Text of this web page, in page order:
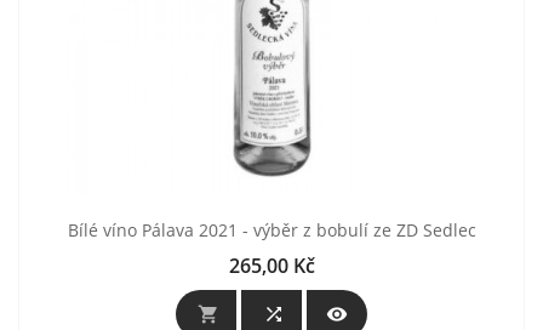
Bílé víno Pálava 2021 - výběr z bobulí ze ZD Sedlec
Cena
265,00 Kč
  